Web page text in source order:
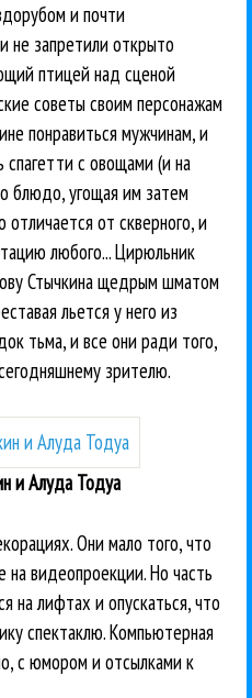
и почти
не запретили открыто
птицей над сценой
советы своим персонажам
понравиться мужчинам, и
спагетти с овощами (и на
блюдо, угощая им затем
от скверного, и
любого... Цирюльник
Стычкина щедрым шматом
льется у него из
тьма, и все они ради того,
зрителю.
и Алуда Тодуа
Они мало того, что
на видеопроекции. Но часть
на лифтах и опускаться, что
спектаклю. Компьютерная
с юмором и отсылками к